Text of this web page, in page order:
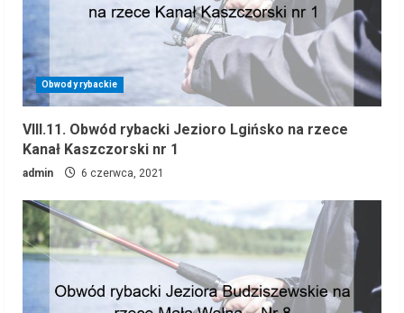
Obwody rybackie
VIII.11. Obwód rybacki Jezioro Lgińsko na rzece
Kanał Kaszczorski nr 1
admin 6 czerwca, 2021